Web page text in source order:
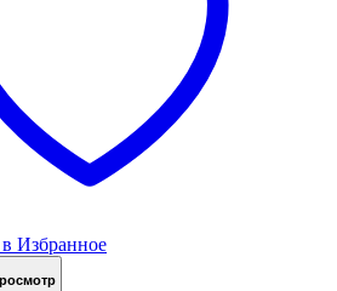
Избранное